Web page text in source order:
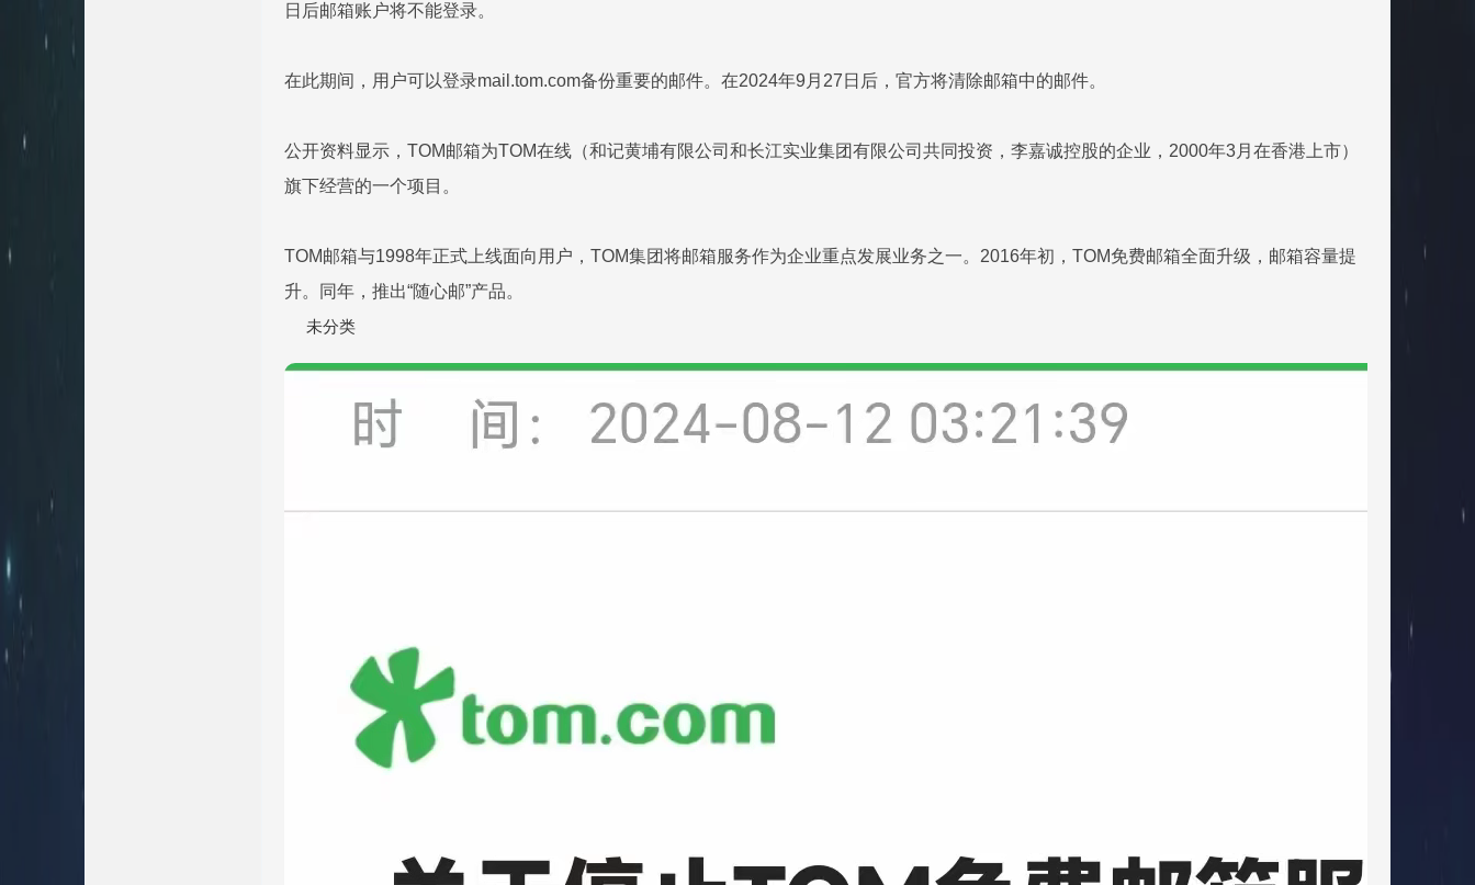
日后邮箱账户将不能登录。
在此期间，用户可以登录mail.tom.com备份重要的邮件。在2024年9月27日后，官方将清除邮箱中的邮件。
公开资料显示，TOM邮箱为TOM在线（和记黄埔有限公司和长江实业集团有限公司共同投资，李嘉诚控股的企业，2000年3月在香港上市）
旗下经营的一个项目。
TOM邮箱与1998年正式上线面向用户，TOM集团将邮箱服务作为企业重点发展业务之一。2016年初，TOM免费邮箱全面升级，邮箱容量提
升。同年，推出“随心邮”产品。
未分类